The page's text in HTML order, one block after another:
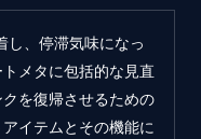
し、停滞気味になっ
メタに包括的な見直
を復帰させるための
イテムとその機能に